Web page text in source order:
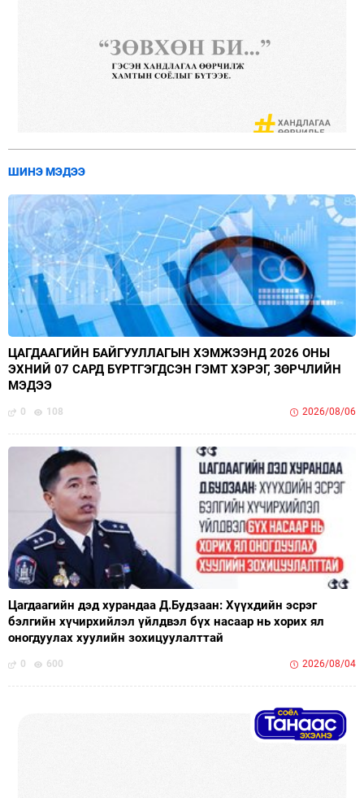
ШИНЭ МЭДЭЭ
ЦАГДААГИЙН БАЙГУУЛЛАГЫН ХЭМЖЭЭНД 2026 ОНЫ
ЭХНИЙ 07 САРД БҮРТГЭГДСЭН ГЭМТ ХЭРЭГ, ЗӨРЧЛИЙН
МЭДЭЭ
0 108 2026/08/06
Цагдаагийн дэд хурандаа Д.Будзаан: Хүүхдийн эсрэг
бэлгийн хүчирхийлэл үйлдвэл бүх насаар нь хорих ял
оногдуулах хуулийн зохицуулалттай
0 600 2026/08/04